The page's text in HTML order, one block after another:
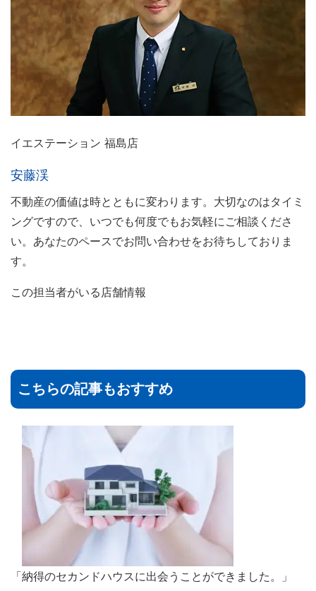
イエステーション 福島店
安藤渓
不動産の価値は時とともに変わります。大切なのはタイミ
ングですので、いつでも何度でもお気軽にご相談くださ
い。あなたのペースでお問い合わせをお待ちしておりま
す。
この担当者がいる店舗情報
こちらの記事もおすすめ
「納得のセカンドハウスに出会うことができました。」